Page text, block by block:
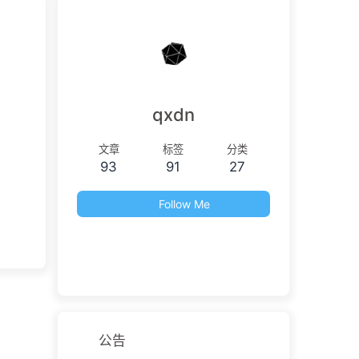
qxdn
文章
93
标签
91
分类
27
Follow Me
公告